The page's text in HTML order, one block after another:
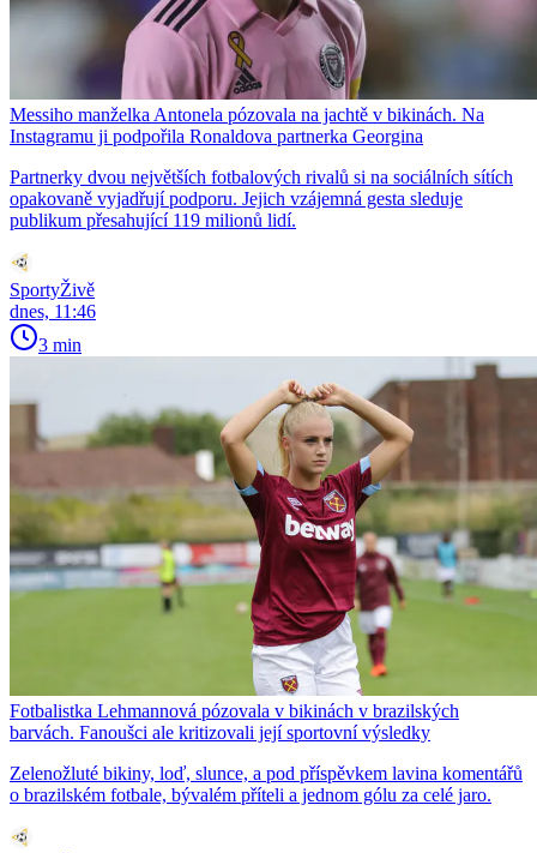
Messiho manželka Antonela pózovala na jachtě v bikinách. Na
Instagramu ji podpořila Ronaldova partnerka Georgina
Partnerky dvou největších fotbalových rivalů si na sociálních sítích
opakovaně vyjadřují podporu. Jejich vzájemná gesta sleduje
publikum přesahující 119 milionů lidí.
SportyŽivě
dnes, 11:46
3 min
Fotbalistka Lehmannová pózovala v bikinách v brazilských
barvách. Fanoušci ale kritizovali její sportovní výsledky
Zelenožluté bikiny, loď, slunce, a pod příspěvkem lavina komentářů
o brazilském fotbale, bývalém příteli a jednom gólu za celé jaro.